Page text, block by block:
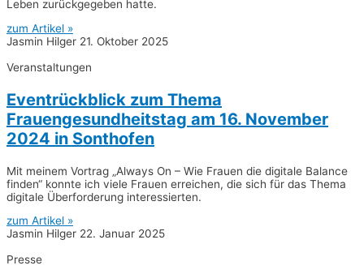
Leben zurückgegeben hatte.
zum Artikel »
Jasmin Hilger 21. Oktober 2025
Veranstaltungen
Eventrückblick zum Thema
Frauengesundheitstag am 16. November
2024 in Sonthofen
Mit meinem Vortrag „Always On – Wie Frauen die digitale Balance
finden“ konnte ich viele Frauen erreichen, die sich für das Thema
digitale Überforderung interessierten.
zum Artikel »
Jasmin Hilger 22. Januar 2025
Presse